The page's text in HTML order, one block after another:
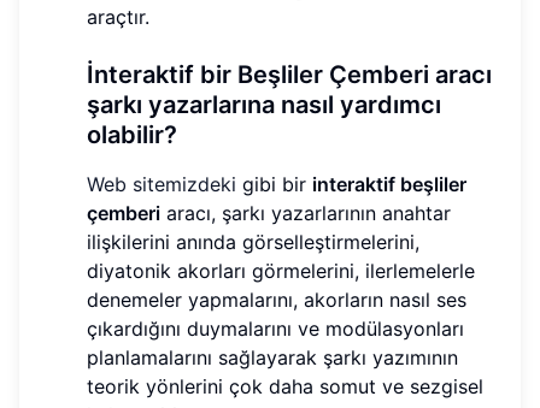
araçtır.
İnteraktif bir Beşliler Çemberi aracı
şarkı yazarlarına nasıl yardımcı
olabilir?
Web sitemizdeki gibi bir interaktif beşliler
çemberi aracı, şarkı yazarlarının anahtar
ilişkilerini anında görselleştirmelerini,
diyatonik akorları görmelerini, ilerlemelerle
denemeler yapmalarını, akorların nasıl ses
çıkardığını duymalarını ve modülasyonları
planlamalarını sağlayarak şarkı yazımının
teorik yönlerini çok daha somut ve sezgisel